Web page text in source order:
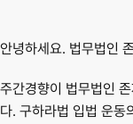
안녕하세요. 법무법인
주간경향이 법무법인 존
다. 구하라법 입법 운동